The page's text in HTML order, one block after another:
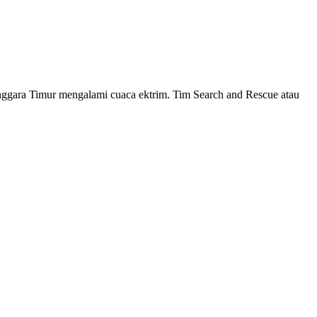
Timur mengalami cuaca ektrim. Tim Search and Rescue atau